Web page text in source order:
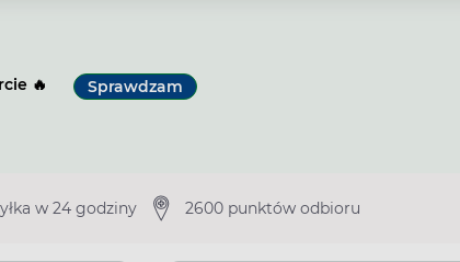
🔥 Sprawdzam
w 24 godziny 2600 punktów odbioru